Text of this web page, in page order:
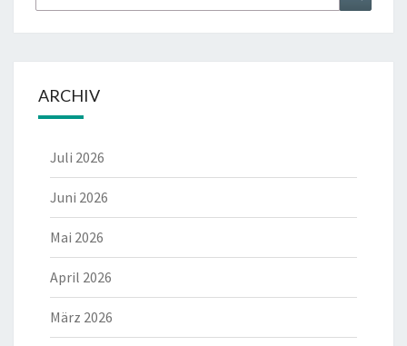
nach:
ARCHIV
Juli 2026
Juni 2026
Mai 2026
April 2026
März 2026